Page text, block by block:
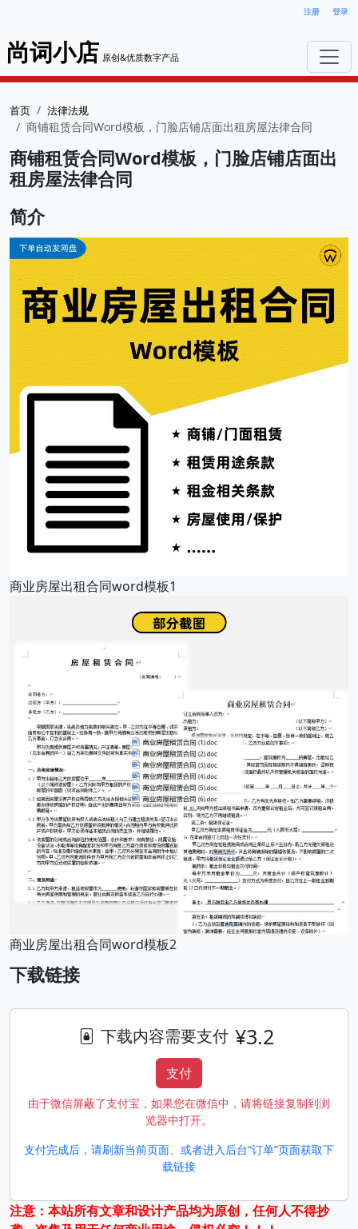
注册 登录
尚词小店 原创&优质数字产品
首页 法律法规
商铺租赁合同Word模板，门脸店铺店面出租房屋法律合同
商铺租赁合同Word模板，门脸店铺店面出
租房屋法律合同
简介
商业房屋出租合同word模板1
商业房屋出租合同word模板2
下载链接
下载内容需要支付 ¥3.2
支付
由于微信屏蔽了支付宝，如果您在微信中，请将链接复制到浏
览器中打开。
支付完成后，请刷新当前页面、或者进入后台“订单”页面获取下
载链接
注意：本站所有文章和设计产品均为原创，任何人不得抄